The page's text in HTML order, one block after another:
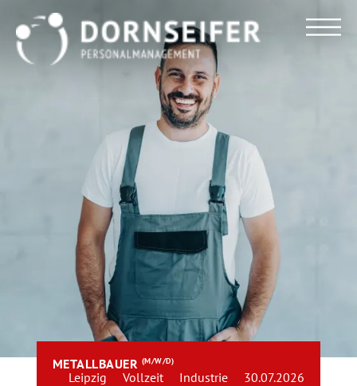
METALLBAUER (M/W/D)
Leipzig Vollzeit Industrie 30.07.2026
Für Arbeitnehmer
Für Unternehmen
Dornseifer DNA
Referenzen
Stellenmarkt
Blog
Team